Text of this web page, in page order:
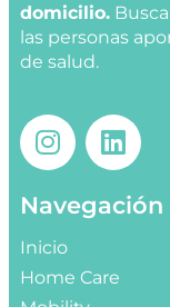
domicilio.
las personas
de salud.
Navegación
Inicio
Home Care